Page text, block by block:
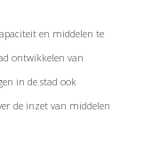
en middelen te
ontwikkelen van
in de stad ook
de inzet van middelen